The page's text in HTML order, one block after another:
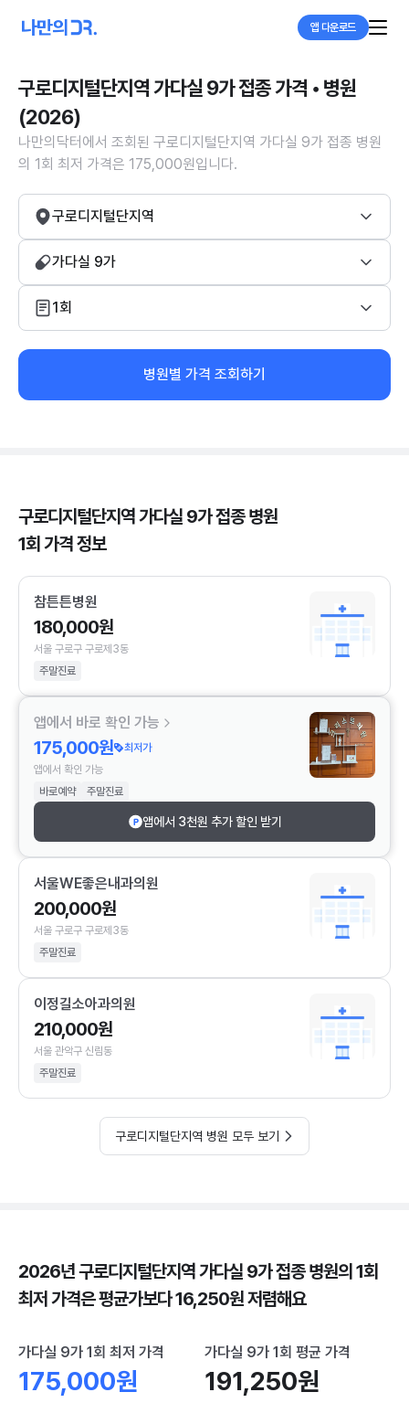
앱 다운로드
구로디지털단지역 가다실 9가 접종 가격 • 병원
(2026)
나만의닥터에서 조회된 구로디지털단지역 가다실 9가 접종 병원
의 1회 최저 가격은 175,000원입니다.
구로디지털단지역
가다실 9가
1회
병원별 가격 조회하기
구로디지털단지역 가다실 9가 접종 병원
1회 가격 정보
참튼튼병원
180,000원
서울 구로구 구로제3동
주말진료
앱에서 바로 확인 가능
175,000원
최저가
앱에서 확인 가능
바로예약
주말진료
앱에서 3천원 추가 할인 받기
서울WE좋은내과의원
200,000원
서울 구로구 구로제3동
주말진료
이정길소아과의원
210,000원
서울 관악구 신림동
주말진료
구로디지털단지역 병원 모두 보기
2026년 구로디지털단지역 가다실 9가 접종 병원의 1회
최저 가격은 평균가보다 16,250원 저렴해요
가다실 9가 1회 최저 가격
175,000원
가다실 9가 1회 평균 가격
191,250원